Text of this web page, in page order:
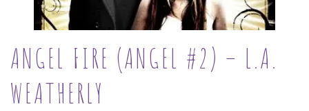
ANGEL FIRE (ANGEL #2) – L.A.
WEATHERLY